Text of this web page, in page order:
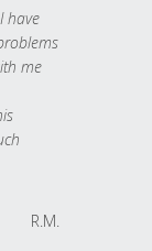
have
me
R.M.